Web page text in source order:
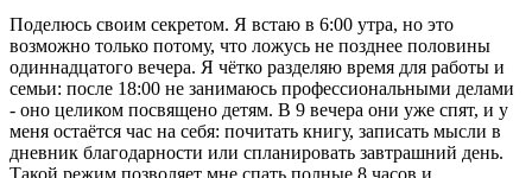
Поделюсь своим секретом. Я встаю в 6:00 утра, но это
возможно только потому, что ложусь не позднее половины
одиннадцатого вечера. Я чётко разделяю время для работы и
семьи: после 18:00 не занимаюсь профессиональными делами
- оно целиком посвящено детям. В 9 вечера они уже спят, и у
меня остаётся час на себя: почитать книгу, записать мысли в
дневник благодарности или спланировать завтрашний день.
Такой режим позволяет мне спать полные 8 часов и